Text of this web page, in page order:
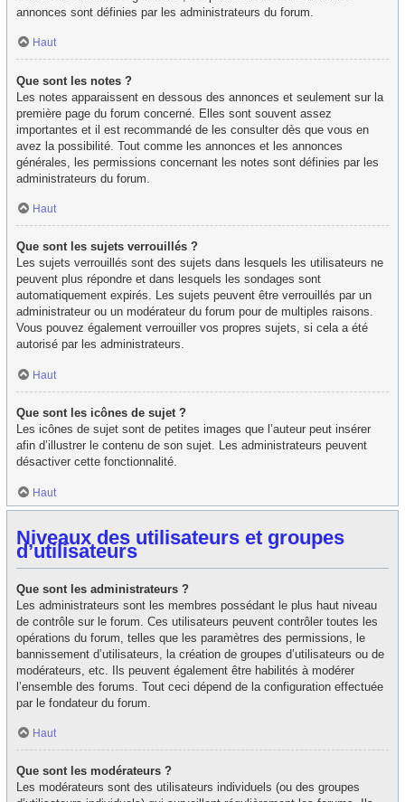
annonces sont définies par les administrateurs du forum.
Haut
Que sont les notes ?
Les notes apparaissent en dessous des annonces et seulement sur la
première page du forum concerné. Elles sont souvent assez
importantes et il est recommandé de les consulter dès que vous en
avez la possibilité. Tout comme les annonces et les annonces
générales, les permissions concernant les notes sont définies par les
administrateurs du forum.
Haut
Que sont les sujets verrouillés ?
Les sujets verrouillés sont des sujets dans lesquels les utilisateurs ne
peuvent plus répondre et dans lesquels les sondages sont
automatiquement expirés. Les sujets peuvent être verrouillés par un
administrateur ou un modérateur du forum pour de multiples raisons.
Vous pouvez également verrouiller vos propres sujets, si cela a été
autorisé par les administrateurs.
Haut
Que sont les icônes de sujet ?
Les icônes de sujet sont de petites images que l’auteur peut insérer
afin d’illustrer le contenu de son sujet. Les administrateurs peuvent
désactiver cette fonctionnalité.
Haut
Niveaux des utilisateurs et groupes
d’utilisateurs
Que sont les administrateurs ?
Les administrateurs sont les membres possédant le plus haut niveau
de contrôle sur le forum. Ces utilisateurs peuvent contrôler toutes les
opérations du forum, telles que les paramètres des permissions, le
bannissement d’utilisateurs, la création de groupes d’utilisateurs ou de
modérateurs, etc. Ils peuvent également être habilités à modérer
l’ensemble des forums. Tout ceci dépend de la configuration effectuée
par le fondateur du forum.
Haut
Que sont les modérateurs ?
Les modérateurs sont des utilisateurs individuels (ou des groupes